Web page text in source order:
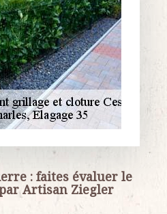
: faites évaluer le
Artisan Ziegler